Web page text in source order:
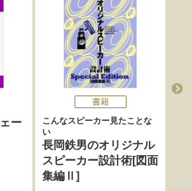
ー
書籍
こんなスピーカー見たことな
い
長岡鉄男のオリジナル
スピーカー設計術[図面
集編Ⅱ]